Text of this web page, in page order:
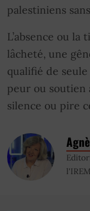
palestiniens
L’absence ou
lâcheté, une
qualifié de
peur ou soutien
silence ou pire